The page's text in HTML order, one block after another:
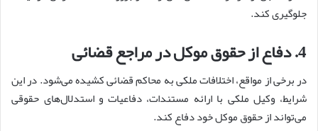
جلوگیری کند.
4. دفاع از حقوق موکل در مراجع قضائی
در برخی از مواقع، اختلافات ملکی به محاکم قضائی کشیده می‌شود. در این
شرایط، وکیل ملکی با ارائه مستندات، دفاعیات و استدلال‌های حقوقی
می‌تواند از حقوق موکل خود دفاع کند.